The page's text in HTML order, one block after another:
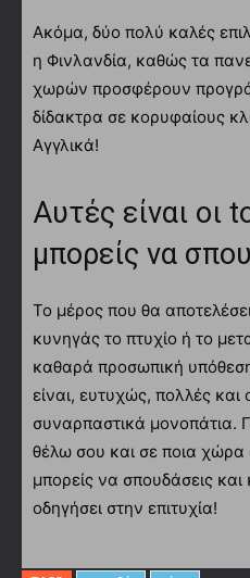
Ακόμα, δύο πολύ καλές
η Φινλανδία, καθώς τα
χωρών προσφέρουν
δίδακτρα σε κορυφαίους
Αγγλικά!
Αυτές είναι οι
μπορείς να
Το μέρος που θα
κυνηγάς το πτυχίο ή το
καθαρά προσωπική
είναι, ευτυχώς, πολλές
συναρπαστικά μονοπάτια.
θέλω σου και σε ποια
μπορείς να σπουδάσεις
οδηγήσει στην επιτυχία!